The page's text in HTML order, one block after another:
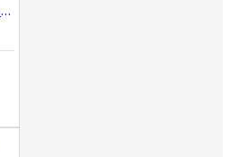
IP-видеодекодер Dahua DHI-NVD0905DH-4I-4K